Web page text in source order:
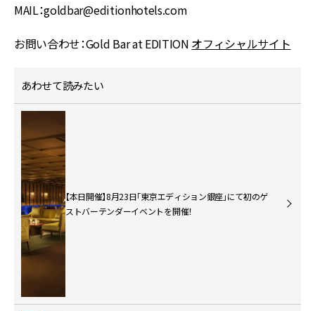
MAIL：goldbar@editionhotels.com
お問い合わせ：Gold Bar at EDITION オフィシャルサイト
あわせて読みたい
【本日開催】8月23日「東京エディション銀座」にて初のゲ
ストバーテンダーイベントを開催！